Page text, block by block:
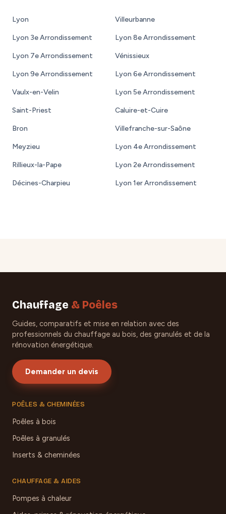
Lyon Villeurbanne
Lyon 3e Arrondissement Lyon 8e Arrondissement
Lyon 7e Arrondissement Vénissieux
Lyon 9e Arrondissement Lyon 6e Arrondissement
Vaulx-en-Velin Lyon 5e Arrondissement
Saint-Priest Caluire-et-Cuire
Bron Villefranche-sur-Saône
Meyzieu Lyon 4e Arrondissement
Rillieux-la-Pape Lyon 2e Arrondissement
Décines-Charpieu Lyon 1er Arrondissement
Chauffage & Poêles
Guides, comparatifs et mise en relation avec des
professionnels du chauffage au bois, des granulés et de la
rénovation énergétique.
Demander un devis
POÊLES & CHEMINÉES
Poêles à bois
Poêles à granulés
Inserts & cheminées
CHAUFFAGE & AIDES
Pompes à chaleur